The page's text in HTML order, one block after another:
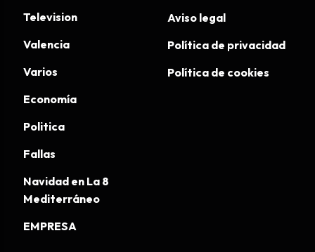
Television
Valencia
Varios
Economía
Politica
Fallas
Navidad en La 8
Mediterráneo
EMPRESA
Aviso legal
Política de privacidad
Política de cookies